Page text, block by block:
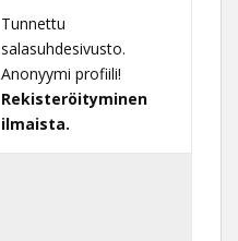
Tunnettu
salasuhdesivusto.
Anonyymi profiili!
Rekisteröityminen
ilmaista.